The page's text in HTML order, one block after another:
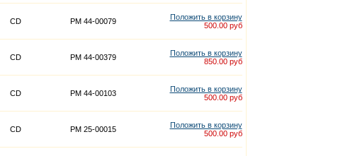
CD PM 44-00079
Положить в корзину
500.00 руб
CD PM 44-00379
Положить в корзину
850.00 руб
CD PM 44-00103
Положить в корзину
500.00 руб
CD PM 25-00015
Положить в корзину
500.00 руб